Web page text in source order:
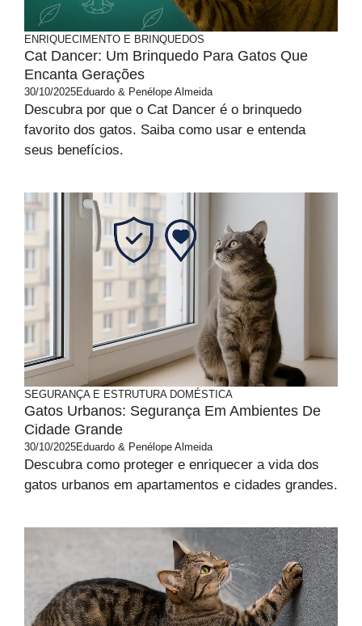
ENRIQUECIMENTO E BRINQUEDOS
Cat Dancer: Um Brinquedo Para Gatos Que
Encanta Gerações
30/10/2025Eduardo & Penélope Almeida
Descubra por que o Cat Dancer é o brinquedo
favorito dos gatos. Saiba como usar e entenda
seus benefícios.
SEGURANÇA E ESTRUTURA DOMÉSTICA
Gatos Urbanos: Segurança Em Ambientes De
Cidade Grande
30/10/2025Eduardo & Penélope Almeida
Descubra como proteger e enriquecer a vida dos
gatos urbanos em apartamentos e cidades grandes.